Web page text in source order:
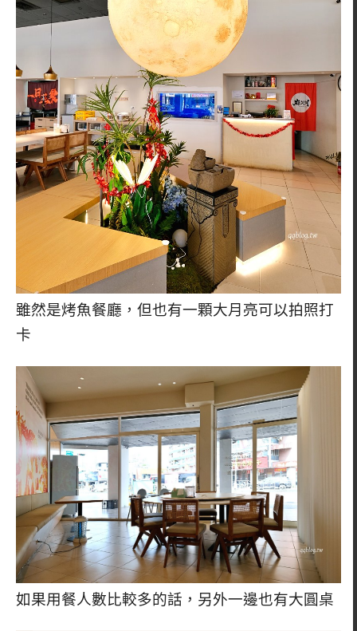
雖然是烤魚餐廳，但也有一顆大月亮可以拍照打
卡
如果用餐人數比較多的話，另外一邊也有大圓桌